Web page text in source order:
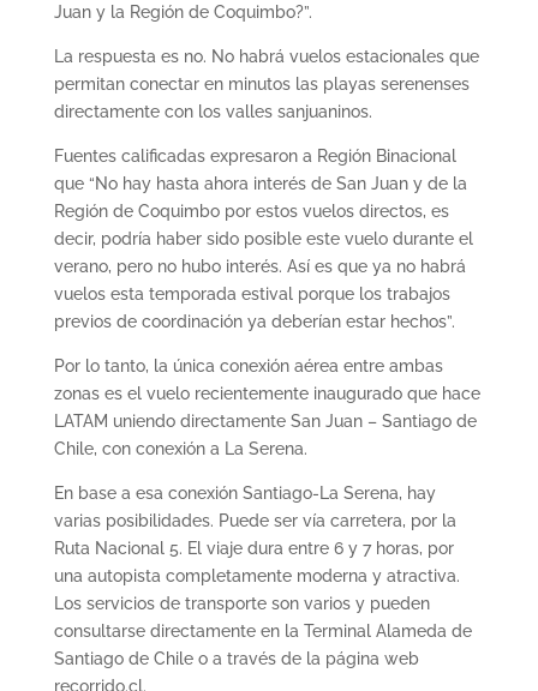
Juan y la Región de Coquimbo?”.
La respuesta es no. No habrá vuelos estacionales que
permitan conectar en minutos las playas serenenses
directamente con los valles sanjuaninos.
Fuentes calificadas expresaron a Región Binacional
que “No hay hasta ahora interés de San Juan y de la
Región de Coquimbo por estos vuelos directos, es
decir, podría haber sido posible este vuelo durante el
verano, pero no hubo interés. Así es que ya no habrá
vuelos esta temporada estival porque los trabajos
previos de coordinación ya deberían estar hechos”.
Por lo tanto, la única conexión aérea entre ambas
zonas es el vuelo recientemente inaugurado que hace
LATAM uniendo directamente San Juan – Santiago de
Chile, con conexión a La Serena.
En base a esa conexión Santiago-La Serena, hay
varias posibilidades. Puede ser vía carretera, por la
Ruta Nacional 5. El viaje dura entre 6 y 7 horas, por
una autopista completamente moderna y atractiva.
Los servicios de transporte son varios y pueden
consultarse directamente en la Terminal Alameda de
Santiago de Chile o a través de la página web
recorrido.cl.